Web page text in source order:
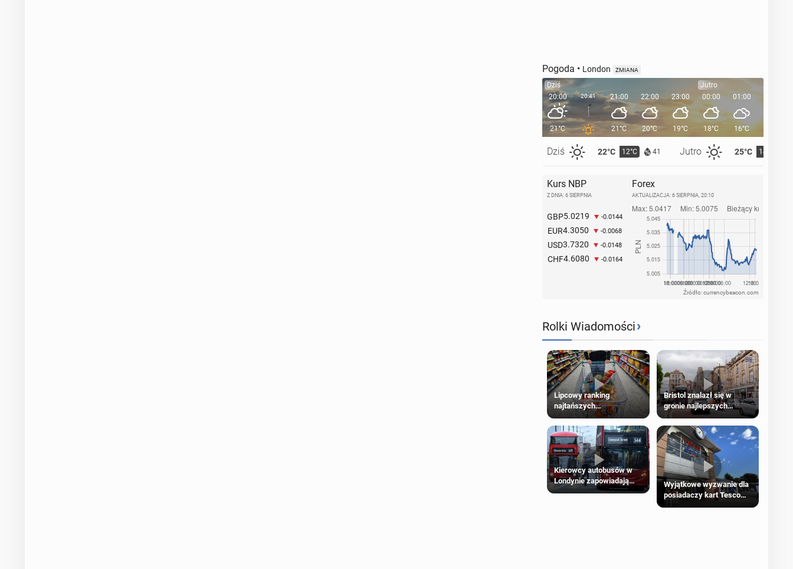
Pogoda • London ZMIANA
Dziś
20:00
21°C
Dziś 22°C 12°C 41 Jutro 25°C 14°C
20:41 21:00
21°C
22:00
20°C
23:00
19°C
Jutro
00:00
18°C
01:00
16°C
02:00
Kurs NBP
Z DNIA: 6 SIERPNIA
GBP5.0219 -0.0144
EUR4.3050 -0.0068
USD3.7320 -0.0148
CHF4.6080 -0.0164
Forex
AKTUALIZACJA: 6 SIERPNIA, 20:10
Źródło: currencybeacon.com
Rolki Wiadomości›
Lipcowy ranking
najtańszych
supermarketów
Bristol znalazł się w
gronie najlepszych
kierunków podróży na
świecie
Kierowcy autobusów w
Londynie zapowiadają
strajki
Wyjątkowe wyzwanie dla
posiadaczy kart Tesco
Clubcard!